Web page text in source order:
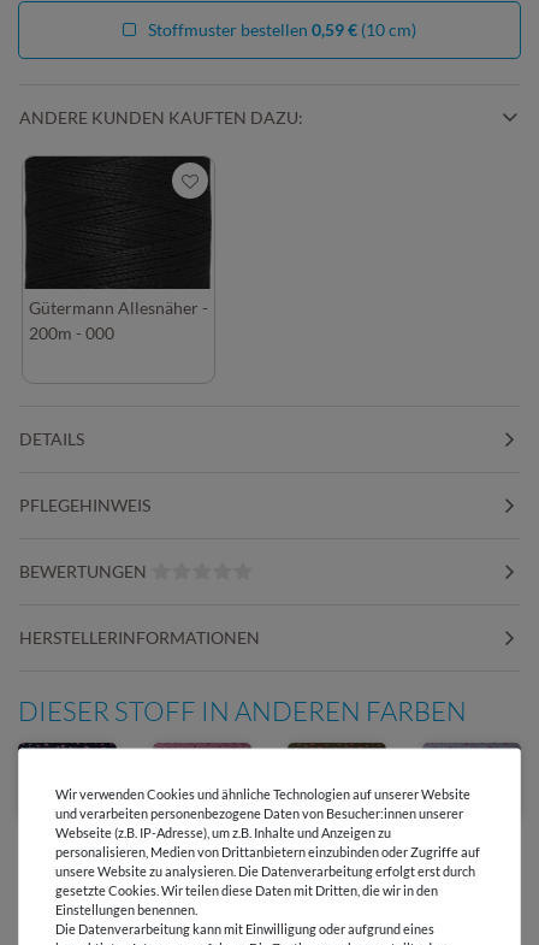
Stoffmuster bestellen 0,59 € (10 cm)
ANDERE KUNDEN KAUFTEN DAZU:
Gütermann Allesnäher -
200m - 000
DETAILS
PFLEGEHINWEIS
BEWERTUNGEN
HERSTELLERINFORMATIONEN
DIESER STOFF IN ANDEREN FARBEN
Wir verwenden Cookies und ähnliche Technologien auf unserer Website
und verarbeiten personenbezogene Daten von Besucher:innen unserer
Webseite (z.B. IP-Adresse), um z.B. Inhalte und Anzeigen zu
personalisieren, Medien von Drittanbietern einzubinden oder Zugriffe auf
unsere Website zu analysieren. Die Datenverarbeitung erfolgt erst durch
gesetzte Cookies. Wir teilen diese Daten mit Dritten, die wir in den
Einstellungen benennen.
Die Datenverarbeitung kann mit Einwilligung oder aufgrund eines